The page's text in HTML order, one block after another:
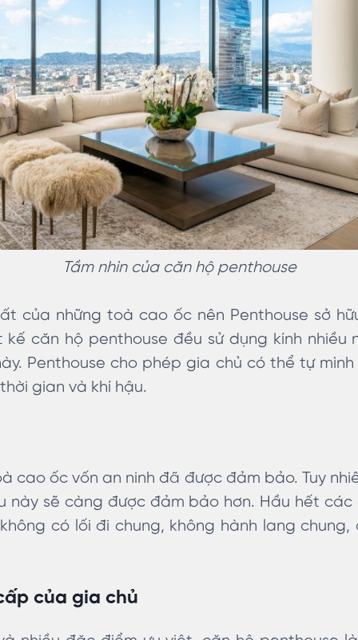
Tầm nhìn của căn hộ penthouse
của những toà cao ốc nên Penthouse sở
kế căn hộ penthouse đều sử dụng kính
Penthouse cho phép gia chủ có thể tự
gian và khí hậu.
cao ốc vốn an ninh đã được đảm bảo. Tuy
này sẽ càng được đảm bảo hơn. Hầu hết các
có lối đi chung, không hành lang
của gia chủ